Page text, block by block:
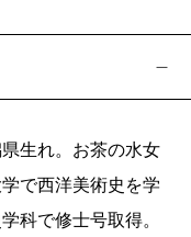
生れ。お茶の水女
で西洋美術史を学
科で修士号取得。